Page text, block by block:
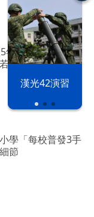
漢光42演習
年 四叉貓看聲明
判有罪錢還我
學「每校普發3手
節